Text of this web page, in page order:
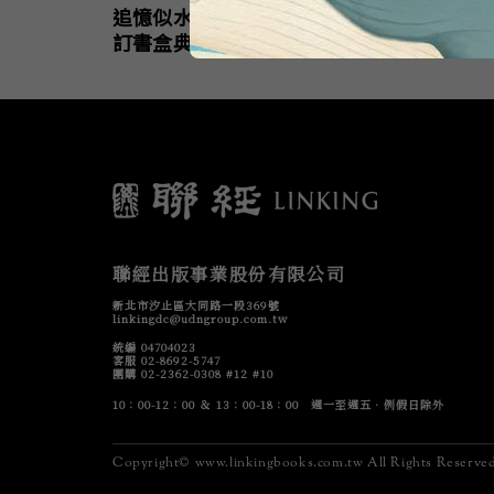
追憶似水年華（全新校
訂書盒典藏版）
聯經出版事業股份有限公司
新北市汐止區大同路一段369號
linkingdc@udngroup.com.tw
統編 04704023
客服 02-8692-5747
團購 02-2362-0308 #12 #10
10：00-12：00 ＆ 13：00-18：00 週一至週五．例假日除外
Copyright© www.linkingbooks.com.tw All Rights